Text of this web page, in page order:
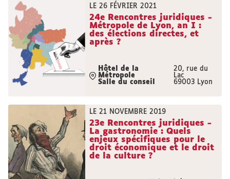
LE 26 FÉVRIER 2021
24e Rencontres juridiques -
Métropole de Lyon, an I :
des élections directes, et
après ?
Hôtel de la
Métropole
Salle du conseil
20, rue du
Lac
69003 Lyon
LE 21 NOVEMBRE 2019
23e Rencontres juridiques -
La gastronomie : Quels
enjeux spécifiques pour le
droit économique et le droit
de la culture ?